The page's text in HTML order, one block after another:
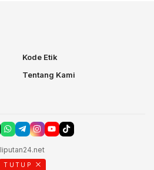
Kode Etik
Tentang Kami
liputan24.net
TUTUP